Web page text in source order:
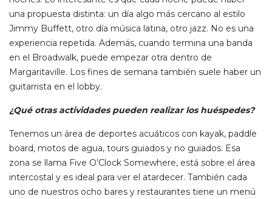
una propuesta distinta: un día algo más cercano al estilo
Jimmy Buffett, otro día música latina, otro jazz. No es una
experiencia repetida. Además, cuando termina una banda
en el Broadwalk, puede empezar otra dentro de
Margaritaville. Los fines de semana también suele haber un
guitarrista en el lobby.
¿Qué otras actividades pueden realizar los huéspedes?
Tenemos un área de deportes acuáticos con kayak, paddle
board, motos de agua, tours guiados y no guiados. Esa
zona se llama Five O’Clock Somewhere, está sobre el área
intercostal y es ideal para ver el atardecer. También cada
uno de nuestros ocho bares y restaurantes tiene un menú